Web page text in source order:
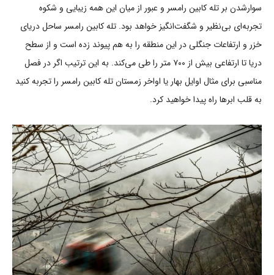
سوارشدن بر تله کابین رامسر و عبور از میان این همه زیبایی و شکوه
تجربه‌ای بی‌نظیر و شگفت‌انگیز خواهد بود. تله کابین رامسر ساحل دریای
خزر و ارتفاعات جنگلی در این منطقه را به هم پیوند زده است و از سطح
دریا تا ارتفاعی بیش از ۷۰۰ متر را طی می‌کند. به این ترتیب اگر در فصل
مناسبی برای مثال اوایل بهار یا اواخر زمستان تله کابین رامسر را تجربه کنید
به قلب ابرها راه پیدا خواهید کرد.